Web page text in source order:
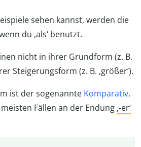
sehen kannst, werden die
du ‚als‘ benutzt.
nicht in ihrer Grundform (z. B.
Steigerungsform (z. B. ‚größer‘).
ist der sogenannte Komparativ.
Fällen an der Endung ‚-er‘